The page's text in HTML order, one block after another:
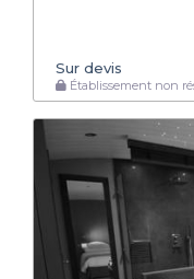
Sur devis
Établissement non